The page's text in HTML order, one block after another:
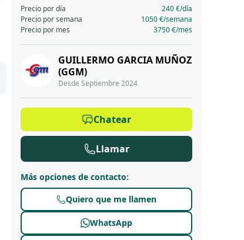
Precio por día 240 €/día
Precio por semana
1050 €/semana
Precio por mes
3750 €/mes
GUILLERMO GARCIA MUÑOZ
(GGM)
Desde Septiembre 2024
Chatear
Llamar
Más opciones de contacto:
Quiero que me llamen
WhatsApp